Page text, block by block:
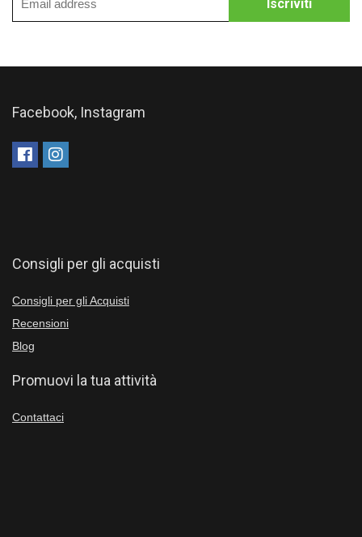
Facebook, Instagram
Consigli per gli acquisti
Consigli per gli Acquisti
Recensioni
Blog
Promuovi la tua attività
Contattaci